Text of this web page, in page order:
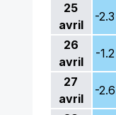
25
avril
-2.3
26
avril
-1.2
27
avril
-2.6